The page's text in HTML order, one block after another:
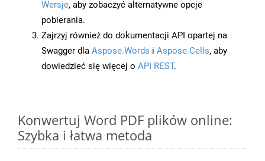
Wersje, aby zobaczyć alternatywne opcje
pobierania.
Zajrzyj również do dokumentacji API opartej na
Swagger dla Aspose.Words i Aspose.Cells, aby
dowiedzieć się więcej o API REST.
Konwertuj Word PDF plików online:
Szybka i łatwa metoda